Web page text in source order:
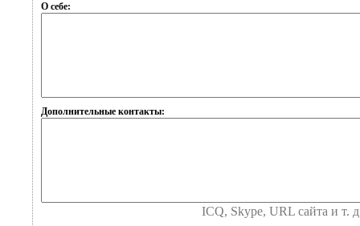
О себе:
Дополнительные контакты:
ICQ, Skype, URL сайта и т.